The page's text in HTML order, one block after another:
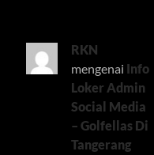
RKN
mengenai Info
Loker Admin
Social Media
– Golfellas Di
Tangerang